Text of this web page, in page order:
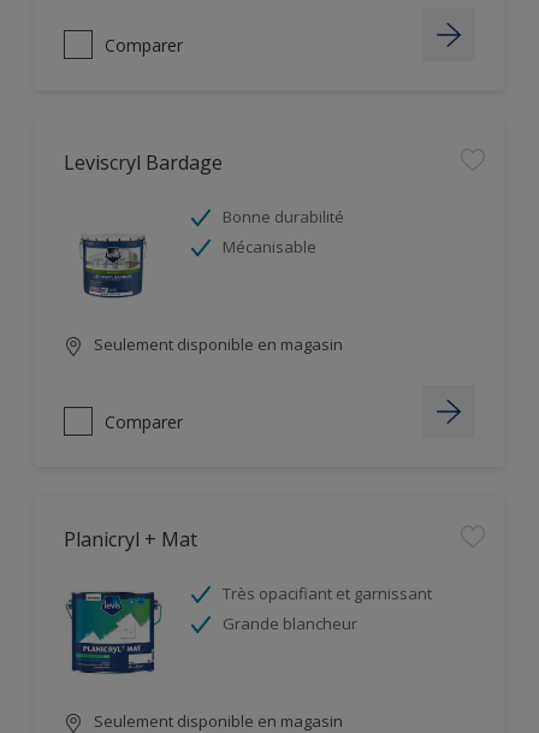
Comparer
Leviscryl Bardage
Bonne durabilité
Mécanisable
Seulement disponible en magasin
Comparer
Planicryl + Mat
Très opacifiant et garnissant
Grande blancheur
Seulement disponible en magasin